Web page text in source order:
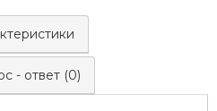
- ответ (0)